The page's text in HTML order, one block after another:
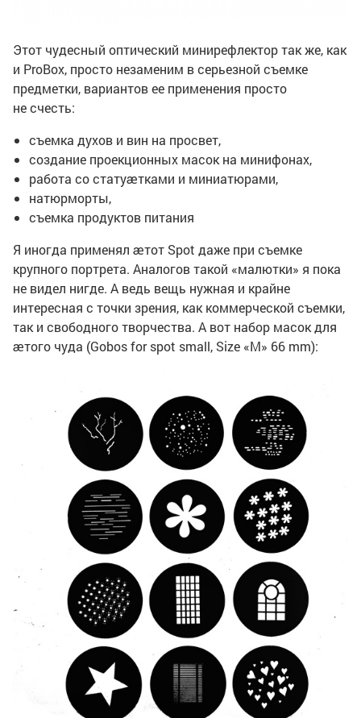
Этот чудесный оптический минирефлектор так же, как
и ProBox, просто незаменим в серьезной съемке
предметки, вариантов ее применения просто
не счесть:
съемка духов и вин на просвет,
создание проекционных масок на минифонах,
работа со статуӕтками и миниатюрами,
натюрморты,
съемка продуктов питания
Я иногда применял ӕтот Spot даже при съемке
крупного портрета. Аналогов такой «малютки» я пока
не видел нигде. А ведь вещь нужная и крайне
интересная с точки зрения, как коммерческой съемки,
так и свободного творчества. А вот набор масок для
ӕтого чуда (Gobos for spot small, Size «M» 66 mm):